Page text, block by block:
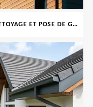
NETTOYAGE ET POSE DE GOUTTIÈRE 69